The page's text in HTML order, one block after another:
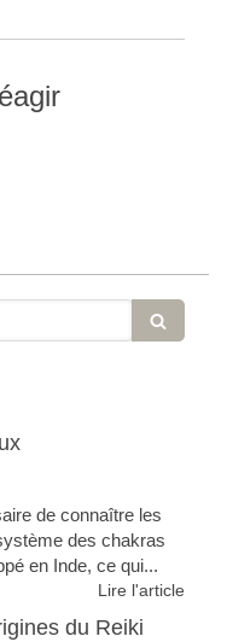
de connaître les
des chakras
en Inde, ce qui...
Lire l'article
du Reiki